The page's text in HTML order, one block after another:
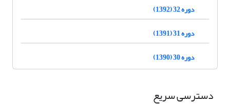
دوره 32 (1392)
دوره 31 (1391)
دوره 30 (1390)
دسترسی سریع